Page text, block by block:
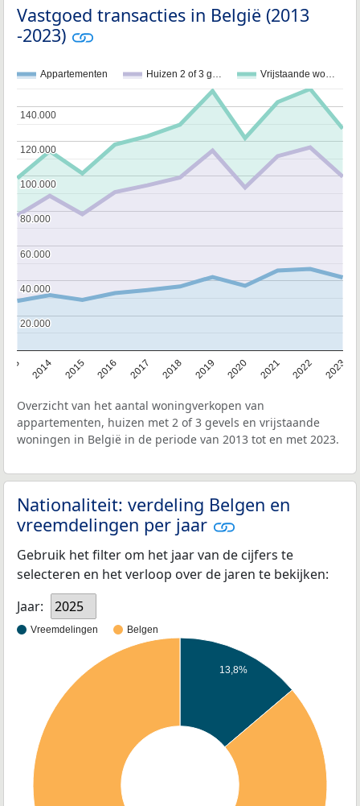
Vastgoed transacties in België (2013
-2023)
Appartementen Huizen 2 of 3 g… Vrijstaande wo…
2014 2015 2016 2017 2018 2019 2020 2021 2022 2023
20.000
20.000
40.000
40.000
60.000
60.000
80.000
80.000
100.000
100.000
120.000
120.000
140.000
140.000
Overzicht van het aantal woningverkopen van
appartementen, huizen met 2 of 3 gevels en vrijstaande
woningen in België in de periode van 2013 tot en met 2023.
Nationaliteit: verdeling Belgen en
vreemdelingen per jaar
Gebruik het filter om het jaar van de cijfers te
selecteren en het verloop over de jaren te bekijken:
Jaar:
2025
Vreemdelingen Belgen
13,8%